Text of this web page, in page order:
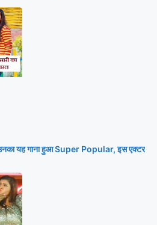
यह गाना हुआ Super Popular, इस एक्टर